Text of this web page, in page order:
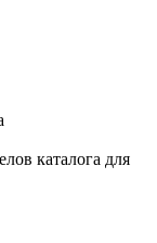
каталога для